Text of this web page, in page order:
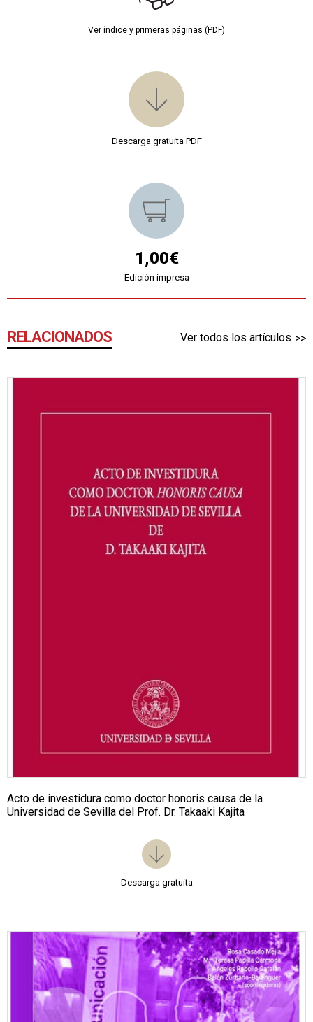
Ver índice y primeras páginas (PDF)
Descarga gratuita PDF
1,00€
Edición impresa
RELACIONADOS Ver todos los artículos
Acto de investidura como doctor honoris causa de la
Universidad de Sevilla del Prof. Dr. Takaaki Kajita
Descarga gratuita